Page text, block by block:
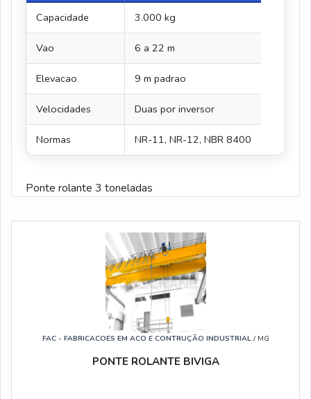
Capacidade 3.000 kg
Vao 6 a 22 m
Elevacao 9 m padrao
Velocidades Duas por inversor
Normas NR-11, NR-12, NBR 8400
Ponte rolante 3 toneladas
FAC - FABRICACOES EM ACO E CONTRUÇÃO INDUSTRIAL/ MG
PONTE ROLANTE BIVIGA